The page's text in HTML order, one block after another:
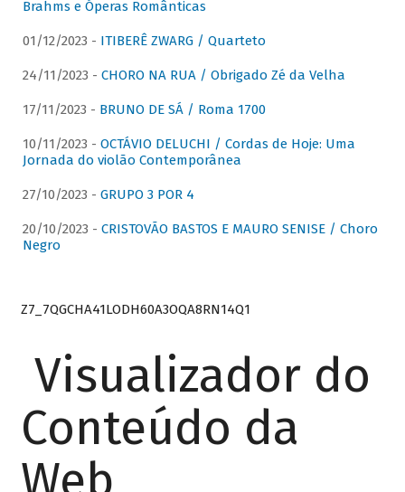
Brahms e Óperas Românticas
01/12/2023 - ITIBERÊ ZWARG / Quarteto
24/11/2023 - CHORO NA RUA / Obrigado Zé da Velha
17/11/2023 - BRUNO DE SÁ / Roma 1700
10/11/2023 - OCTÁVIO DELUCHI / Cordas de Hoje: Uma
Jornada do violão Contemporânea
27/10/2023 - GRUPO 3 POR 4
20/10/2023 - CRISTOVÃO BASTOS E MAURO SENISE / Choro
Negro
Z7_7QGCHA41LODH60A3OQA8RN14Q1
Visualizador do
Conteúdo da
Web